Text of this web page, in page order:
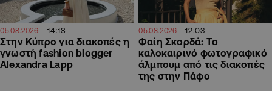
05.08.2026 14:18
Στην Κύπρο για διακοπές η
γνωστή fashion blogger
Alexandra Lapp
05.08.2026 12:03
Φαίη Σκορδά: Το
καλοκαιρινό φωτογραφικό
άλμπουμ από τις διακοπές
της στην Πάφο